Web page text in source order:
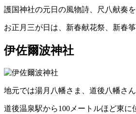
護国神社の元日の風物詩、尺八献奏
お正月三が日は、新春献花祭、新春
伊佐爾波神社
地元では湯月八幡さま、道後八幡さ
道後温泉駅から100メートルほど東